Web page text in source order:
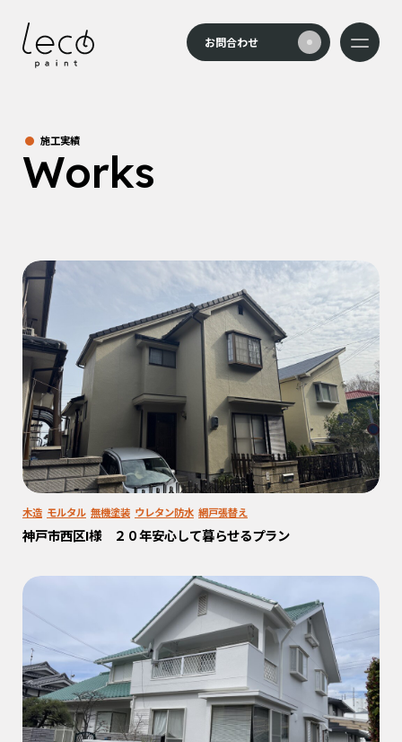
メニュ
お問合わせ
施工実績
Works
木造 モルタル 無機塗装 ウレタン防水 網戸張替え
神戸市西区I様 ２０年安心して暮らせるプラン